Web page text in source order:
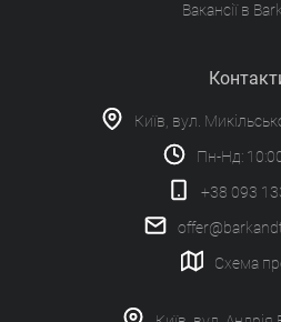
Вакансії в
Київ, вул.
Пн-Нд:
+38 093
Схема